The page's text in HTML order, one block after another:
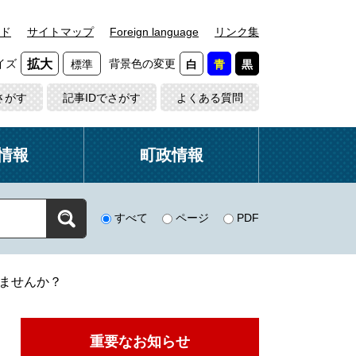
サイトマップ Foreign language リンク集
ズ 拡大 標準 背景色の変更 白 青 黒
がす 記事IDでさがす よくある質問
報 町政情報
すべて ページ PDF
せんか？
重要なお知らせ